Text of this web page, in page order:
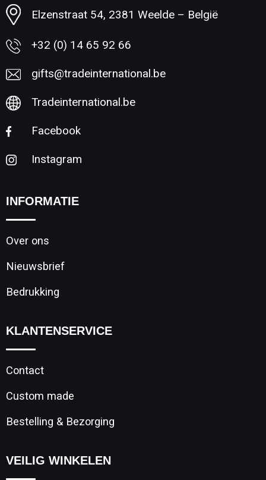
Elzenstraat 54, 2381 Weelde – België
+32 (0) 14 65 92 66
gifts@tradeinternational.be
Tradeinternational.be
Facebook
Instagram
INFORMATIE
Over ons
Nieuwsbrief
Bedrukking
KLANTENSERVICE
Contact
Custom made
Bestelling & Bezorging
VEILIG WINKELEN